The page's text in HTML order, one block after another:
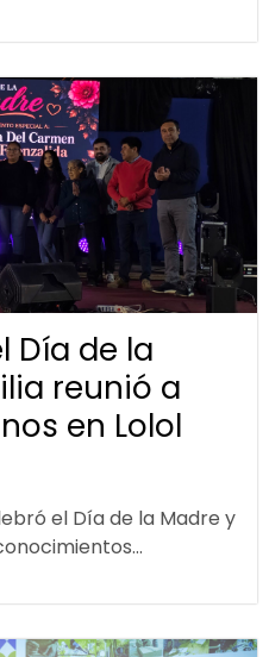
Día de la
reunió a
en Lolol
el Día de la Madre y